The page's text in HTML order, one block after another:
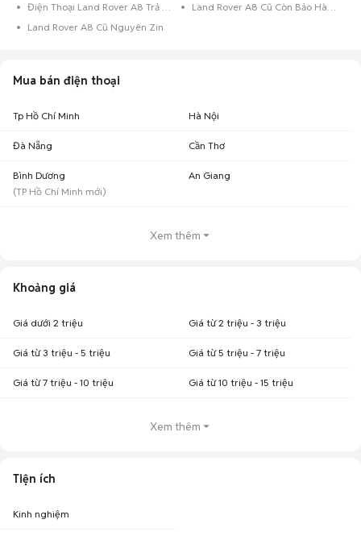
Điện Thoại Land Rover A8 Trả Góp
Land Rover A8 Cũ Còn Bảo Hành
Land Rover A8 Cũ Nguyên Zin
Mua bán điện thoại
Tp Hồ Chí Minh Hà Nội
Đà Nẵng Cần Thơ
Bình Dương
(TP Hồ Chí Minh mới)
An Giang
Xem thêm
Khoảng giá
Giá dưới 2 triệu Giá từ 2 triệu - 3 triệu
Giá từ 3 triệu - 5 triệu Giá từ 5 triệu - 7 triệu
Giá từ 7 triệu - 10 triệu Giá từ 10 triệu - 15 triệu
Xem thêm
Tiện ích
Kinh nghiệm